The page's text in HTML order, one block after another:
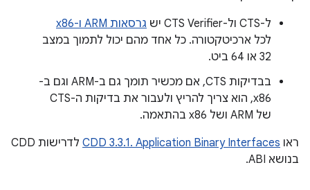
ל-CTS ול-CTS Verifier יש
גרסאות ARM ו-x86
לכל ארכיטקטורה. כל אחד מהם יכול לתמוך במצב
32 או 64 ביט.
בבדיקות CTS, אם מכשיר תומך גם ב-ARM וגם ב-
x86, הוא צריך להריץ ולעבור את בדיקות ה-CTS
של ARM ושל x86 בהתאמה.
ראו CDD 3.3.1. Application Binary Interfaces
לדרישות CDD
בנושא ABI.